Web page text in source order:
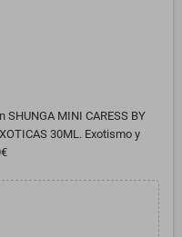
MINI CARESS BY
30ML. Exotismo y